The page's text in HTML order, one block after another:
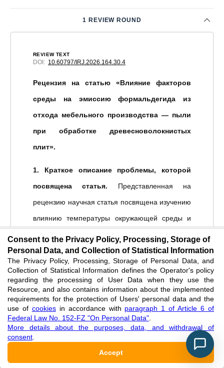
1 REVIEW ROUND
REVIEW TEXT
DOI: 10.60797/IRJ.2026.164.30.4
Рецензия на статью «Влияние факторов
среды на эмиссию формальдегида из
отхода мебельного производства — пыли
при обработке древесноволокнистых
плит».
1. Краткое описание проблемы, которой
посвящена статья. Представленная на
рецензию научная статья посвящена изучению
влиянию температуры окружающей среды и
из отходов мебельного производства.
2. Степень актуальности предоставляемой
статьи.В последнее время в мебельном
производстве все чаще используются
древесные композиты, при изготовлении
которых используют фенолформальдегидные
смолы. Доказано, что формальдегид,
Consent to the Privacy Policy, Processing, Storage of
Personal Data, and Collection of Statistical Information
The Privacy Policy, Processing, Storage of Personal Data, and
Collection of Statistical Information defines the Operator's policy
regarding the processing of User Data when they use the
Resource, and also contains information about the implemented
requirements for the protection of Users' personal data and the
use of cookiesin accordance with paragraph 1 of Article 6 of
Federal Law No. 152-FZ "On Personal Data"
More details about the purposes, data, and withdrawal of
consent
Accept